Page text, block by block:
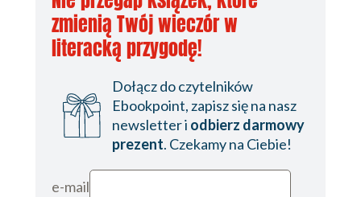
zmienią Twój wieczór w
literacką przygodę!
Dołącz do czytelników
Ebookpoint, zapisz się na nasz
newsletter i odbierz darmowy
prezent. Czekamy na Ciebie!
e-mail